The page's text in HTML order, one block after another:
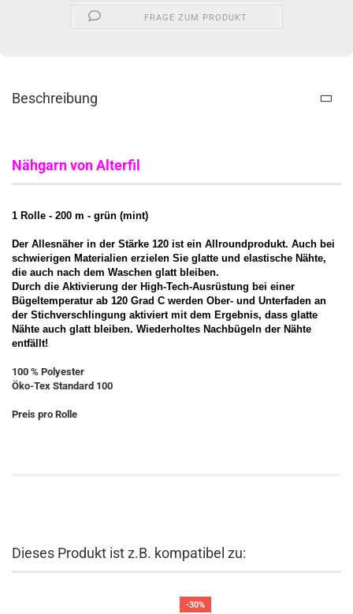
FRAGE ZUM PRODUKT
Beschreibung
Nähgarn von Alterfil
1 Rolle - 200 m - grün (mint)
Der Allesnäher in der Stärke 120 ist ein Allroundprodukt. Auch bei
schwierigen Materialien erzielen Sie glatte und elastische Nähte,
die auch nach dem Waschen glatt bleiben.
Durch die Aktivierung der High-Tech-Ausrüstung bei einer
Bügeltemperatur ab 120 Grad C werden Ober- und Unterfaden an
der Stichverschlingung aktiviert mit dem Ergebnis, dass glatte
Nähte auch glatt bleiben. Wiederholtes Nachbügeln der Nähte
entfällt!
100 % Polyester
Öko-Tex Standard 100
Preis pro Rolle
Dieses Produkt ist z.B. kompatibel zu:
-30%